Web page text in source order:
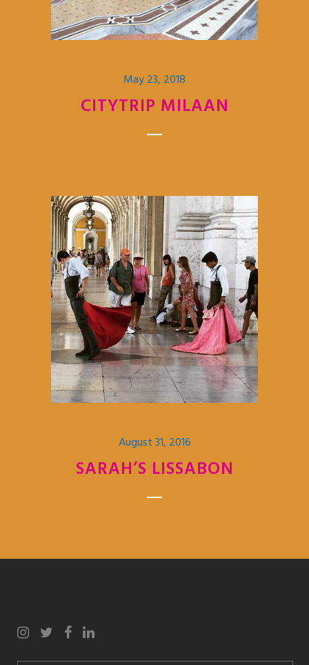
May 23, 2018
CITYTRIP MILAAN
August 31, 2016
SARAH’S LISSABON